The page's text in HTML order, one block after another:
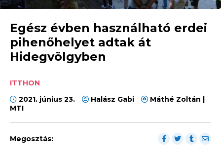
Egész évben használható erdei
pihenőhelyet adtak át
Hidegvölgyben
ITTHON
2021. június 23.
Halász Gabi
Máthé Zoltán |
MTI
Megosztás: